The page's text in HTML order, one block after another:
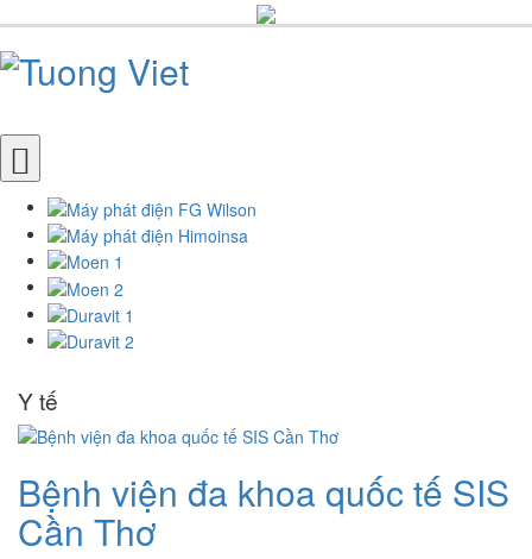
Y tế
Bệnh viện đa khoa quốc tế SIS
Cần Thơ